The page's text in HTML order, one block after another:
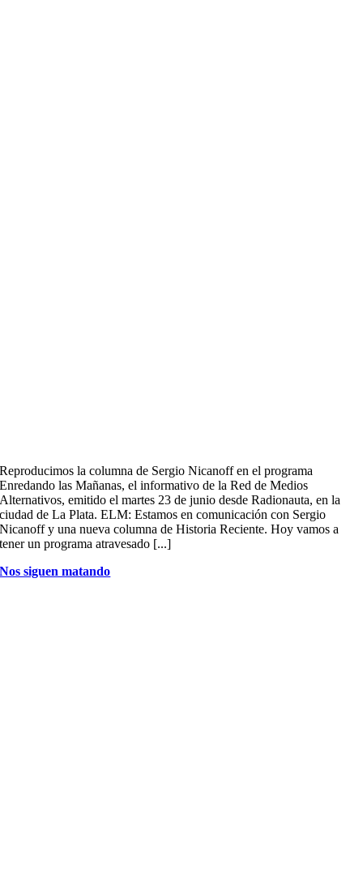
Reproducimos la columna de Sergio Nicanoff en el programa
Enredando las Mañanas, el informativo de la Red de Medios
Alternativos, emitido el martes 23 de junio desde Radionauta, en la
ciudad de La Plata. ELM: Estamos en comunicación con Sergio
Nicanoff y una nueva columna de Historia Reciente. Hoy vamos a
tener un programa atravesado [...]
Nos siguen matando